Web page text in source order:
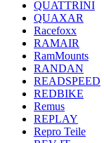
QUATTRINI
QUAXAR
Racefoxx
RAMAIR
RamMounts
RANDAN
READSPEED
REDBIKE
Remus
REPLAY
Repro Teile